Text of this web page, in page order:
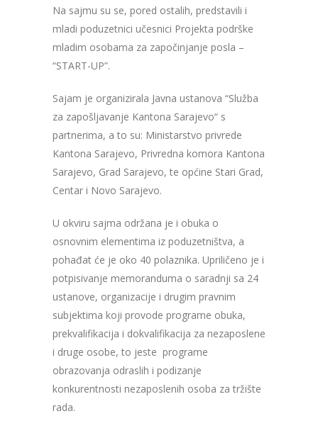
Na sajmu su se, pored ostalih, predstavili i
mladi poduzetnici učesnici Projekta podrške
mladim osobama za započinjanje posla –
“START-UP”.
Sajam je organizirala Javna ustanova “Služba
za zapošljavanje Kantona Sarajevo“ s
partnerima, a to su: Ministarstvo privrede
Kantona Sarajevo, Privredna komora Kantona
Sarajevo, Grad Sarajevo, te općine Stari Grad,
Centar i Novo Sarajevo.
U okviru sajma održana je i obuka o
osnovnim elementima iz poduzetništva, a
pohađat će je oko 40 polaznika. Upriličeno je i
potpisivanje memoranduma o saradnji sa 24
ustanove, organizacije i drugim pravnim
subjektima koji provode programe obuka,
prekvalifikacija i dokvalifikacija za nezaposlene
i druge osobe, to jeste programe
obrazovanja odraslih i podizanje
konkurentnosti nezaposlenih osoba za tržište
rada.